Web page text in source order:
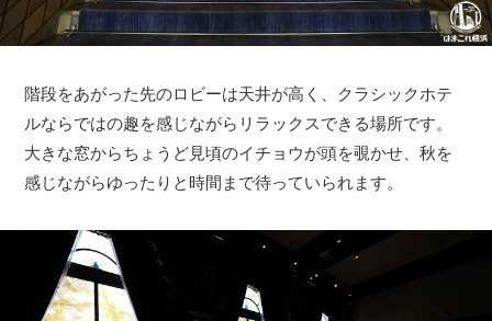
階段をあがった先のロビーは天井が高く、クラシックホテ
ルならではの趣を感じながらリラックスできる場所です。
大きな窓からちょうど見頃のイチョウが頭を覗かせ、秋を
感じながらゆったりと時間まで待っていられます。